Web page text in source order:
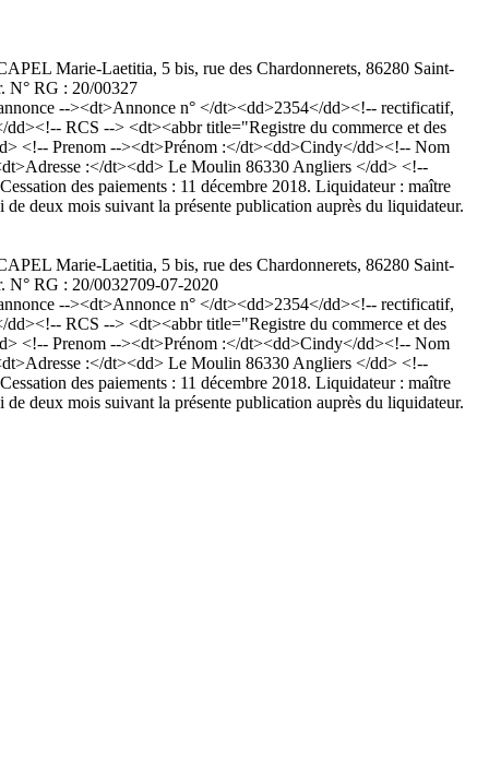
Marie-Laetitia, 5 bis, rue des Chardonnerets, 86280 Saint-
N° RG : 20/00327
--><dt>Annonce n° </dt><dd>2354</dd><!-- rectificatif,
RCS --> <dt><abbr title="Registre du commerce et des
<!-- Prenom --><dt>Prénom :</dt><dd>Cindy</dd><!-- Nom
:</dt><dd> Le Moulin 86330 Angliers </dd> <!--
des paiements : 11 décembre 2018. Liquidateur : maître
deux mois suivant la présente publication auprès du liquidateur.
Marie-Laetitia, 5 bis, rue des Chardonnerets, 86280 Saint-
N° RG : 20/0032709-07-2020
--><dt>Annonce n° </dt><dd>2354</dd><!-- rectificatif,
RCS --> <dt><abbr title="Registre du commerce et des
<!-- Prenom --><dt>Prénom :</dt><dd>Cindy</dd><!-- Nom
:</dt><dd> Le Moulin 86330 Angliers </dd> <!--
des paiements : 11 décembre 2018. Liquidateur : maître
deux mois suivant la présente publication auprès du liquidateur.